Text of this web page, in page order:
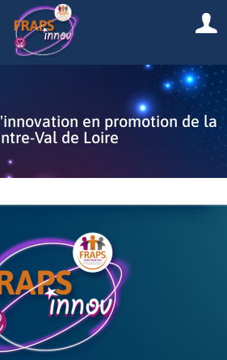
en promotion de la
Val de Loire